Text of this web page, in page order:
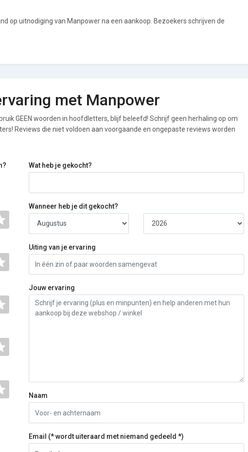
op uitnodiging van Manpower na een aankoop. Bezoekers schrijven de
met Manpower
GEEN woorden in hoofdletters, blijf beleefd! Schrijf geen herhaling op om
Reviews die niet voldoen aan voorgaande en ongepaste reviews worden
Wat heb je gekocht?
Wanneer heb je dit gekocht?
Uiting van je ervaring
Jouw ervaring
Naam
Email (* wordt uiteraard met niemand gedeeld *)